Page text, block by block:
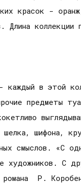
красок -
Длина коллекции
в этой
шифона,
смыслов. «С
художников.
Р.